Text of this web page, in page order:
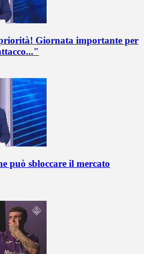
Giornata importante per
può sbloccare il mercato